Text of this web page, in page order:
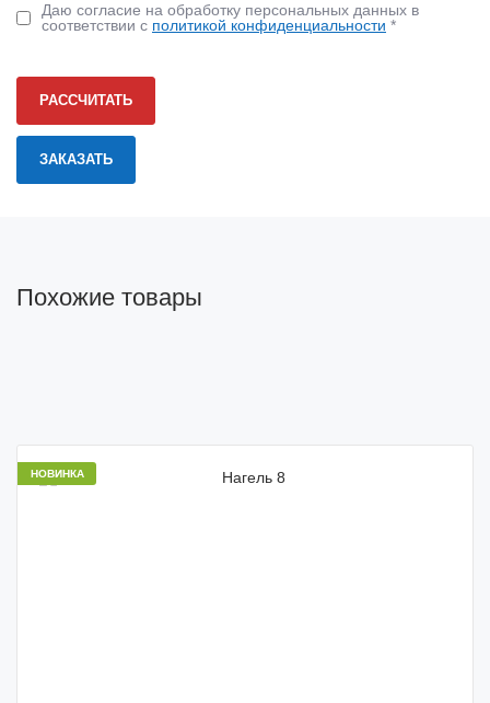
Даю согласие на обработку персональных данных в
соответствии с политикой конфиденциальности *
РАССЧИТАТЬ
Похожие товары
НОВИНКА